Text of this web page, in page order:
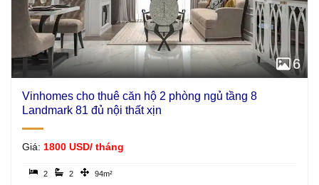
6
Vinhomes cho thuê căn hộ 2 phòng ngủ tầng 8
Landmark 81 đủ nội thất xịn
Giá: 1800 USD/ tháng
2 2 94m²